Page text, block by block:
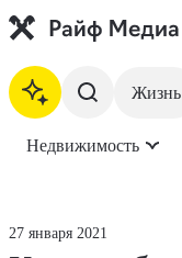
Жизнь
Недвижимость
27 января 2021